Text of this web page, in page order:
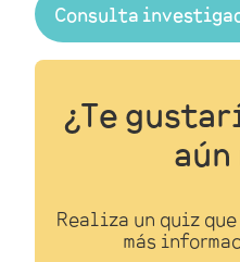
Consulta
¿Te
aún
Realiza un quizque
más